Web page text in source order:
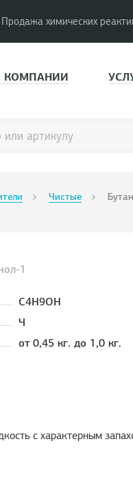
Продажа химических
КОМПАНИИ
Чистые
1
С4H9OH
Ч
от 0,45 кг. до 1,0 кг.
с характерным